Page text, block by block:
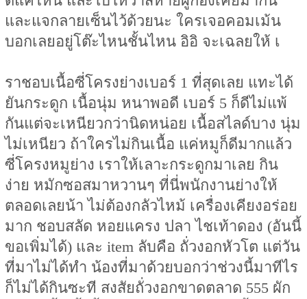
และแจกลายเซ็นไว้ด้วยนะ ใครเจอคอมเม้น
บอกเลยอยู่โต๊ะไหนชั้นไหน อิอิ จะเฉลยให้ เ
ราชอบเนื้อซี่โครงย่างเบอร์ 1 ที่สุดเลย แทะได้
ยันกระดูก เนื้อนุ่ม หนาพอดี เบอร์ 5 ก็ดีไม่แพ้
กันแต่จะเหนียวกว่านิดหน่อย เนื้อสไลด์บาง นุ่ม
ไม่เหนียว ถ้าใครไม่กินเนื้อ แค่หมูก็ดีมากแล้ว
ซี่โครงหมูย่าง เราให้เลาะกระดูกมาเลย กิน
ง่าย หมักซอสมาหวานๆ ที่นี่พนักงานย่างให้
ตลอดเลยน้า ไม่ต้องกลัวไหม้ เครื่องเคียงอร่อย
มาก ชอบสลัด หอยแครง ปลา ไชเท้าดอง (อันนี้
ขอเพิ่มได้) และ item ลับคือ ถั่วงอกหัวโต แต่วัน
ที่มาไม่ได้ทำ น้องที่มาด้วยบอกว่าช่วงนี้มาทีไร
ก็ไม่ได้กินซะที สงสัยถั่วงอกขาดตลาด 555 ผัก